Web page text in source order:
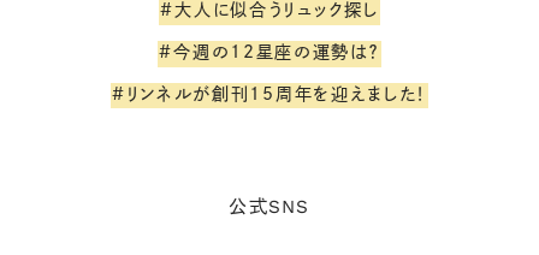
#大人に似合うリュック探し
#今週の12星座の運勢は？
#リンネルが創刊15周年を迎えました！
公式SNS